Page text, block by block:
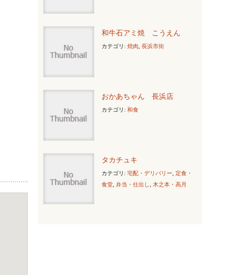
和牛石アミ焼 こうえん
カテゴリ: 焼肉 長浜市街
おかあちゃん 長浜店
カテゴリ: 和食
タカチュキ
カテゴリ: 宅配・デリバリー 定食・
食堂 弁当・仕出し 木之本・高月